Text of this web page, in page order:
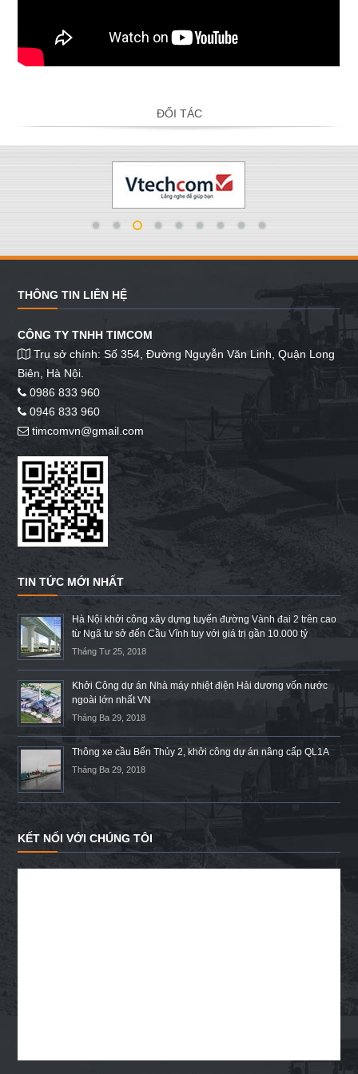
ĐỐI TÁC
THÔNG TIN LIÊN HỆ
CÔNG TY TNHH TIMCOM
Trụ sở chính: Số 354, Đường Nguyễn Văn Linh, Quận Long
Biên, Hà Nội.
0986 833 960
0946 833 960
timcomvn@gmail.com
TIN TỨC MỚI NHẤT
Hà Nội khởi công xây dựng tuyến đường Vành đai 2 trên cao
từ Ngã tư sở đến Cầu Vĩnh tuy với giá trị gần 10.000 tỷ
Tháng Tư 25, 2018
Khởi Công dự án Nhà máy nhiệt điện Hải dương vốn nước
ngoài lớn nhất VN
Tháng Ba 29, 2018
Thông xe cầu Bến Thủy 2, khởi công dự án nâng cấp QL1A
Tháng Ba 29, 2018
KẾT NỐI VỚI CHÚNG TÔI